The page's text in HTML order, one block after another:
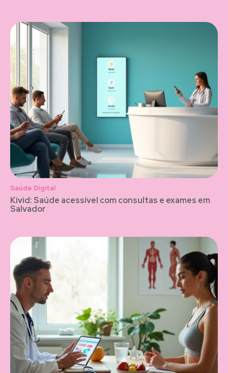
Saúde Digital
Kivid: Saúde acessível com consultas e exames em
Salvador